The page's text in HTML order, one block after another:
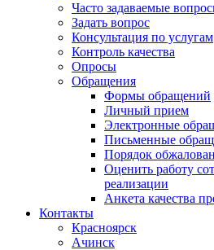
Часто задаваемые
Задать вопрос
Консультация по услугам
Контроль качества
Опросы
Обращения
Формы обращений
Личный прием
Электронные
Письменные
Порядок
Оценить работу
реализации
Анкета качества
Контакты
Красноярск
Ачинск